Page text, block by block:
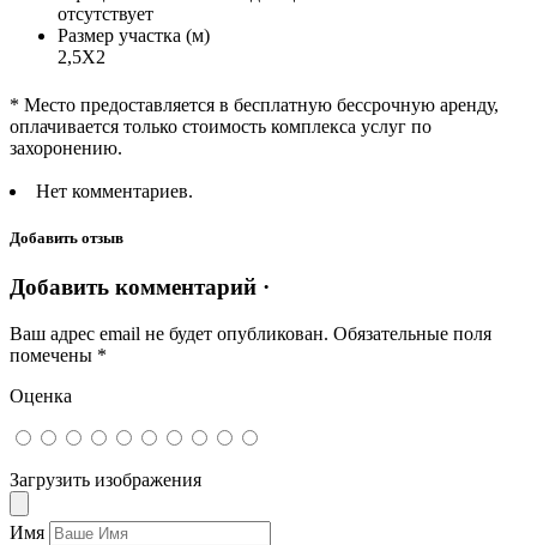
отсутствует
Размер участка (м)
2,5Х2
* Место предоставляется в бесплатную бессрочную аренду,
оплачивается только стоимость комплекса услуг по
захоронению.
Нет комментариев.
Добавить отзыв
Добавить комментарий ·
Ваш адрес email не будет опубликован. Обязательные поля
помечены *
Оценка
Загрузить изображения
Имя